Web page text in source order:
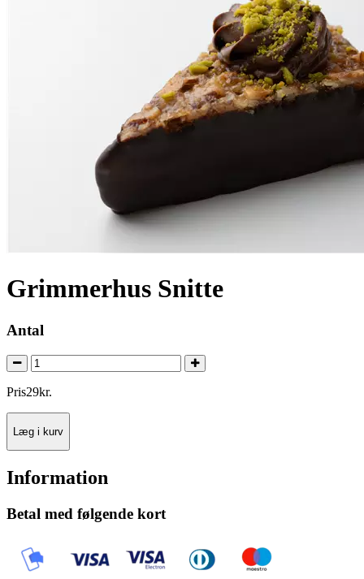
Grimmerhus Snitte
Antal
Pris29kr.
Læg i kurv
Information
Betal med følgende kort